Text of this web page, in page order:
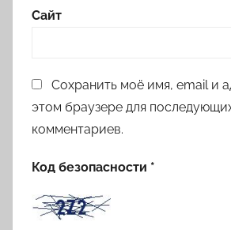
Сайт
Сохранить моё имя, email и
этом браузере для
комментариев.
Код безопасности *